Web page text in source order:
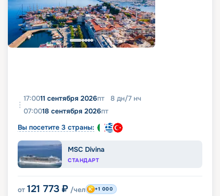
17:0011 сентября 2026пт 8 дн/7 нч
07:0018 сентября 2026пт
Вы посетите 3 страны:
MSC Divina
СТАНДАРТ
от 121 773 ₽ /чел +1 000